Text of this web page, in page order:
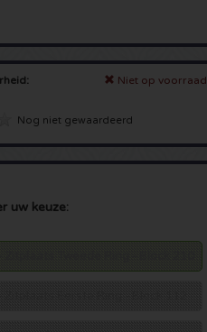
Niet op voorraad
Nog niet gewaardeerd
uw keuze: